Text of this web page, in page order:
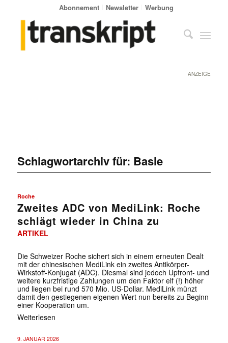
Abonnement Newsletter Werbung
ANZEIGE
Schlagwortarchiv für: Basle
Roche
Zweites ADC von MediLink: Roche
schlägt wieder in China zu
ARTIKEL
Die Schweizer Roche sichert sich in einem erneuten Dealt
mit der chinesischen MediLink ein zweites Antikörper-
Wirkstoff-Konjugat (ADC). Diesmal sind jedoch Upfront- und
weitere kurzfristige Zahlungen um den Faktor elf (!) höher
und liegen bei rund 570 Mio. US-Dollar. MediLink münzt
damit den gestiegenen eigenen Wert nun bereits zu Beginn
einer Kooperation um.
Weiterlesen
9. JANUAR 2026